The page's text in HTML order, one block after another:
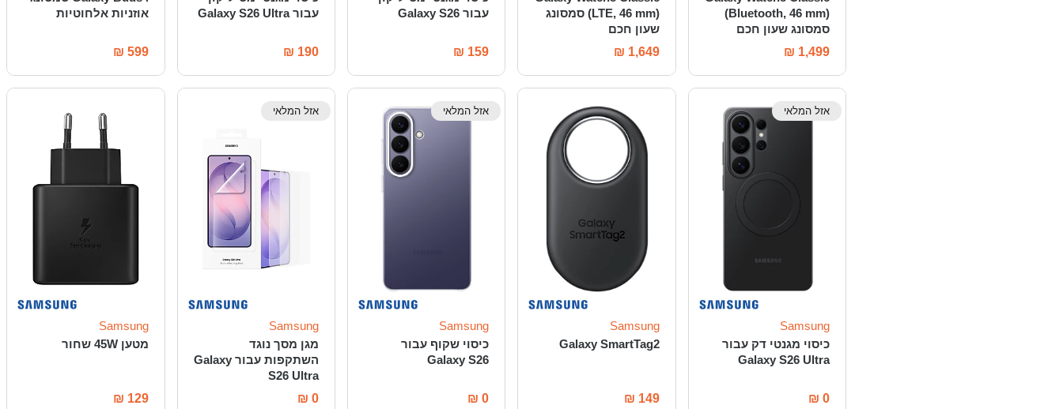
(Bluetooth, 46 mm)
סמסונג שעון חכם
₪ 1,499
(LTE, 46 mm) סמסונג
שעון חכם
₪ 1,649
עבור Galaxy S26
₪ 159
עבור Galaxy S26 Ultra
₪ 190
אוזניות אלחוטיות
₪ 599
אזל המלאי
Samsung
כיסוי מגנטי דק עבור
Galaxy S26 Ultra
₪ 0
Samsung
Galaxy SmartTag2
₪ 149
אזל המלאי
Samsung
כיסוי שקוף עבור
Galaxy S26
₪ 0
אזל המלאי
Samsung
מגן מסך נוגד
השתקפות עבור Galaxy
S26 Ultra
₪ 0
Samsung
מטען 45W שחור
₪ 129